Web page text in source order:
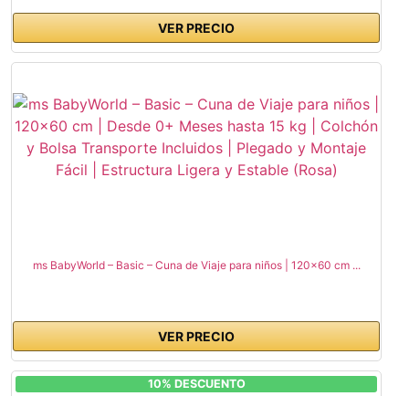
VER PRECIO
ms BabyWorld – Basic – Cuna de Viaje para niños | 120x60 cm ...
VER PRECIO
10% DESCUENTO